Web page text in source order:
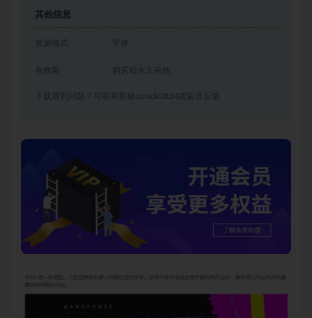
其他信息
资源格式
有效期 购买后永久有效
下载遇到问题？可联系客服qmsck0824或留言反馈